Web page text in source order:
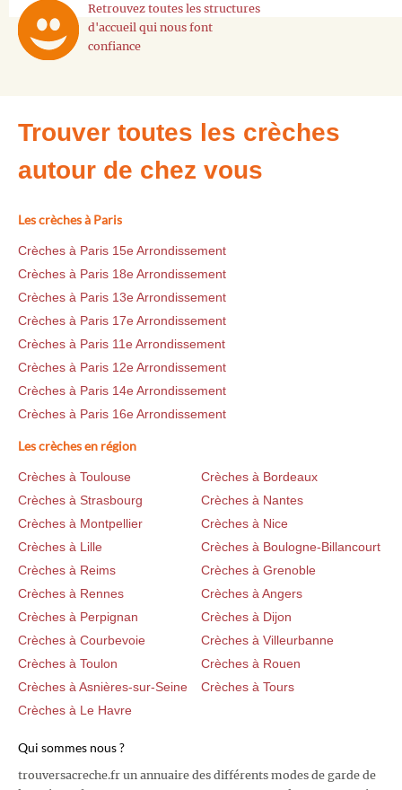
Retrouvez toutes les structures
d'accueil qui nous font
confiance
Trouver toutes les crèches
autour de chez vous
Les crèches à Paris
Crèches à Paris 15e Arrondissement
Crèches à Paris 18e Arrondissement
Crèches à Paris 13e Arrondissement
Crèches à Paris 17e Arrondissement
Crèches à Paris 11e Arrondissement
Crèches à Paris 12e Arrondissement
Crèches à Paris 14e Arrondissement
Crèches à Paris 16e Arrondissement
Les crèches en région
Crèches à Toulouse
Crèches à Bordeaux
Crèches à Strasbourg
Crèches à Nantes
Crèches à Montpellier
Crèches à Nice
Crèches à Lille
Crèches à Boulogne-Billancourt
Crèches à Reims
Crèches à Grenoble
Crèches à Rennes
Crèches à Angers
Crèches à Perpignan
Crèches à Dijon
Crèches à Courbevoie
Crèches à Villeurbanne
Crèches à Toulon
Crèches à Rouen
Crèches à Asnières-sur-Seine
Crèches à Tours
Crèches à Le Havre
Qui sommes nous ?
trouversacreche.fr un annuaire des différents modes de garde de